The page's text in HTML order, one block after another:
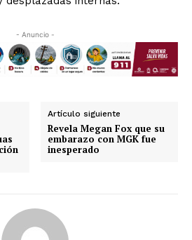
- Anuncio -
Artículo siguiente
Revela Megan Fox que su
embarazo con MGK fue
inesperado